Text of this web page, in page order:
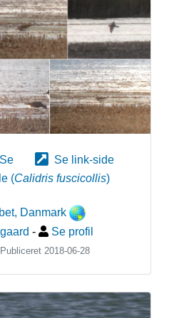
Se
Se link-side
(Calidris fuscicollis)
, Danmark
- Se profil
2018-06-28